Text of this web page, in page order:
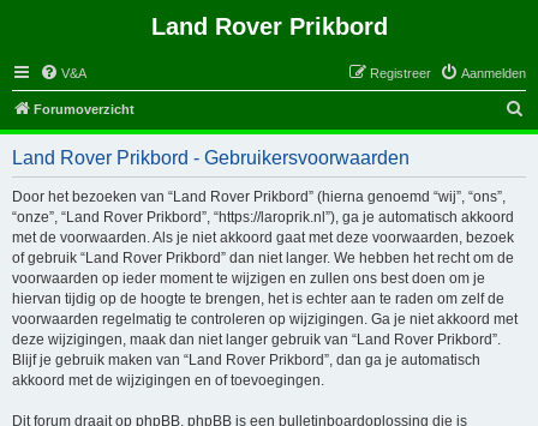
Land Rover Prikbord
V&A Aanmelden
Registreer
Forumoverzicht
o
Land Rover Prikbord - Gebruikersvoorwaarden
Door het bezoeken van “Land Rover Prikbord” (hierna genoemd “wij”, “ons”,
“onze”, “Land Rover Prikbord”, “https://laroprik.nl”), ga je automatisch akkoord
met de voorwaarden. Als je niet akkoord gaat met deze voorwaarden, bezoek
of gebruik “Land Rover Prikbord” dan niet langer. We hebben het recht om de
voorwaarden op ieder moment te wijzigen en zullen ons best doen om je
hiervan tijdig op de hoogte te brengen, het is echter aan te raden om zelf de
voorwaarden regelmatig te controleren op wijzigingen. Ga je niet akkoord met
deze wijzigingen, maak dan niet langer gebruik van “Land Rover Prikbord”.
Blijf je gebruik maken van “Land Rover Prikbord”, dan ga je automatisch
akkoord met de wijzigingen en of toevoegingen.
Dit forum draait op phpBB. phpBB is een bulletinboardoplossing die is